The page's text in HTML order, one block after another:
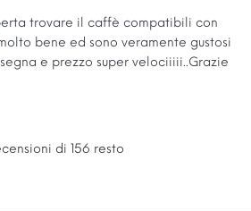
trovare il caffè compatibili con
bene ed sono veramente gustosi
e prezzo super velociiiii..Grazie
di 156 resto